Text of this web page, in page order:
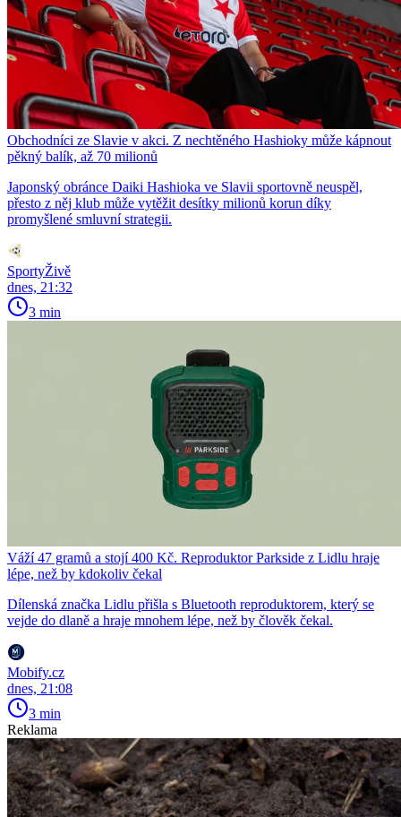
Obchodníci ze Slavie v akci. Z nechtěného Hashioky může kápnout
pěkný balík, až 70 milionů
Japonský obránce Daiki Hashioka ve Slavii sportovně neuspěl,
přesto z něj klub může vytěžit desítky milionů korun díky
promyšlené smluvní strategii.
SportyŽivě
dnes, 21:32
3 min
Váží 47 gramů a stojí 400 Kč. Reproduktor Parkside z Lidlu hraje
lépe, než by kdokoliv čekal
Dílenská značka Lidlu přišla s Bluetooth reproduktorem, který se
vejde do dlaně a hraje mnohem lépe, než by člověk čekal.
Mobify.cz
dnes, 21:08
3 min
Reklama